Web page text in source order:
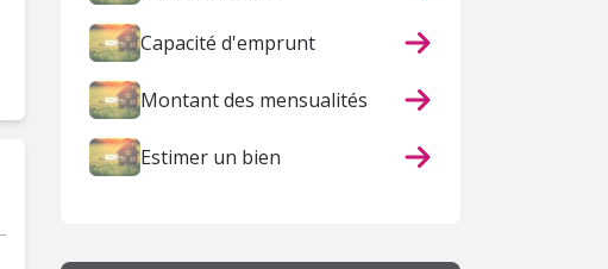
Capacité d'emprunt
Montant des mensualités
Estimer un bien